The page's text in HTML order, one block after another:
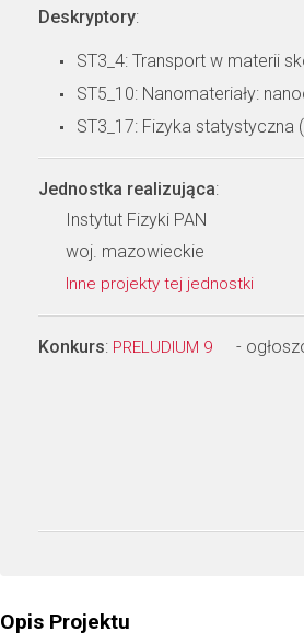
Deskryptory:
ST3_4: Transport w materii
ST5_10: Nanomateriały:
ST3_17: Fizyka statystyczna
Jednostka realizująca:
Instytut Fizyki PAN
woj. mazowieckie
Inne projekty tej jednostki
Konkurs: PRELUDIUM 9 -
Opis Projektu